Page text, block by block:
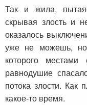
Так и жила,
скрывая злость и
оказалось
уже не можешь,
которого
равнодушие
потока злости. Как
какое-то время.